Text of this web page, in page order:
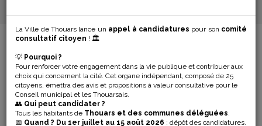
La Ville de Thouars lance un appel à candidatures pour son comité
consultatif citoyen ! 🏛️
💡 Pourquoi ?
Pour renforcer votre engagement dans la vie publique et contribuer aux
choix qui concernent la cité. Cet organe indépendant, composé de 25
citoyens, émettra des avis et propositions à valeur consultative pour le
Conseil municipal et les Thouarsais.
👥 Qui peut candidater ?
Tous les habitants de Thouars et des communes déléguées.
📅 Quand ? Du 1er juillet au 15 août 2026 : dépôt des candidatures.
MENU DE NAVIGATION...
TRAVAUX DANS
LE PÉRIMÈTRE
DE LA GARE